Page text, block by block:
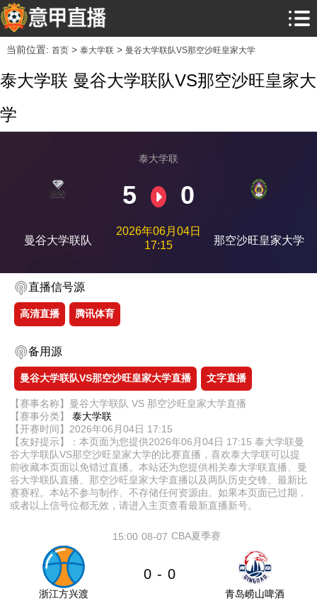
当前位置: 首页> 泰大学联> 曼谷大学联队VS那空沙旺皇家大学
泰大学联 曼谷大学联队VS那空沙旺皇家大
学
曼谷大学联队
泰大学联
5 0
2026年06月04日
17:15
那空沙旺皇家大学
直播信号源
高清直播 腾讯体育
备用源
曼谷大学联队VS那空沙旺皇家大学直播 文字直播
【赛事名称】曼谷大学联队 VS 那空沙旺皇家大学直播
【赛事分类】 泰大学联
【开赛时间】2026年06月04日 17:15
【友好提示】：本页面为您提供2026年06月04日 17:15 泰大学联曼
谷大学联队VS那空沙旺皇家大学的比赛直播，喜欢泰大学联可以提
前收藏本页面以免错过直播。本站还为您提供相关泰大学联直播、曼
谷大学联队直播、那空沙旺皇家大学直播以及两队历史交锋、最新比
赛赛程。本站不参与制作、不存储任何资源由。如果本页面已过期，
或者以上信号位都无效，请进入主页查看最新直播新号。
08-07
15:00 CBA夏季赛
浙江方兴渡
0 - 0
青岛崂山啤酒